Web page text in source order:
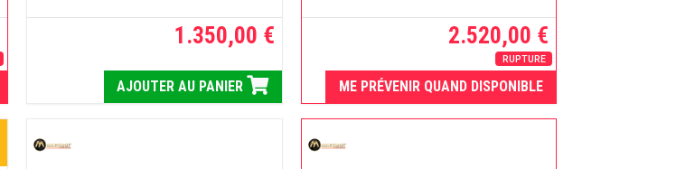
1.350,00 €
AJOUTER AU PANIER
2.520,00 €
RUPTURE
ME PRÉVENIR QUAND DISPONIBLE